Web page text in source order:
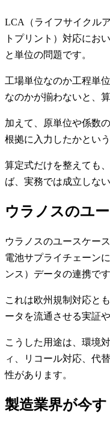
LCA（ライフサイクル
トプリント）対応にお
と単位の問題です。
工場単位なのか工程単
なのかが揃わないと、
加えて、原単位や係数
根拠に入力したかとい
算定式だけを整えても
ば、実務では成立しない
ウラノスのユ
ウラノスのユースケー
電池サプライチェーン
ンス）データの連携です
これは欧州規制対応と
ータを流通させる実証
こうした用途は、環境
ィ、リコール対応、代
性があります。
製造業界が今